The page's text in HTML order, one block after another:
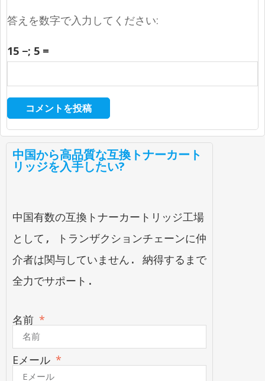
答えを数字で入力してください:
15 −; 5 =
中国から高品質な互換トナーカート
リッジを入手したい?
中国有数の互換トナーカートリッジ工場
として, トランザクションチェーンに仲
介者は関与していません. 納得するまで
全力でサポート.
名前
Eメール